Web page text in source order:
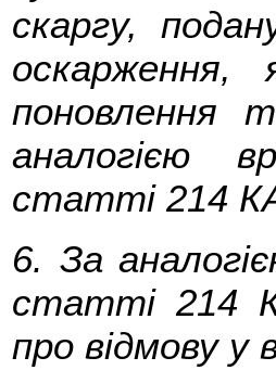
скаргу,
оскарження,
поновлення
аналогією
статті 214
6. За
статті 214
про відмову у